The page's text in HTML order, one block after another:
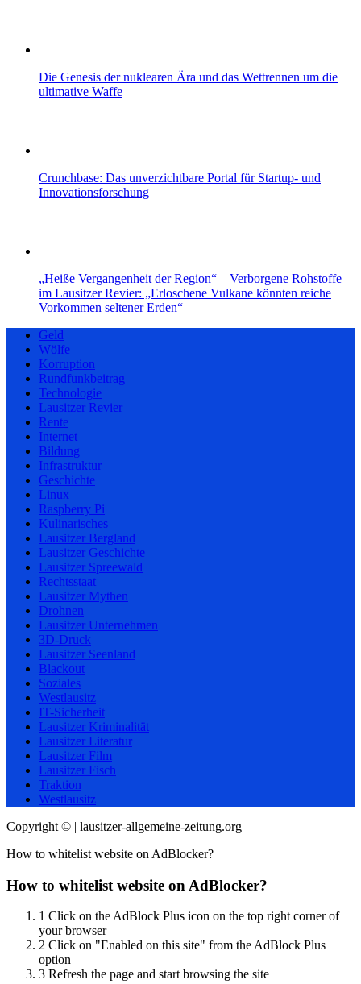
Die Genesis der nuklearen Ära und das Wettrennen um die
ultimative Waffe
Crunchbase: Das unverzichtbare Portal für Startup- und
Innovationsforschung
„Heiße Vergangenheit der Region“ – Verborgene Rohstoffe
im Lausitzer Revier: „Erloschene Vulkane könnten reiche
Vorkommen seltener Erden“
Geld
Wölfe
Korruption
Rundfunkbeitrag
Technologie
Lausitzer Revier
Rente
Internet
Bildung
Infrastruktur
Geschichte
Linux
Raspberry Pi
Kulinarisches
Lausitzer Bergland
Lausitzer Geschichte
Lausitzer Spreewald
Rechtsstaat
Lausitzer Mythen
Drohnen
Lausitzer Unternehmen
3D-Druck
Lausitzer Seenland
Blackout
Soziales
Westlausitz
IT-Sicherheit
Lausitzer Kriminalität
Lausitzer Literatur
Lausitzer Film
Lausitzer Fisch
Traktion
Westlausitz
Copyright © | lausitzer-allgemeine-zeitung.org
How to whitelist website on AdBlocker?
How to whitelist website on AdBlocker?
1 Click on the AdBlock Plus icon on the top right corner of
your browser
2 Click on "Enabled on this site" from the AdBlock Plus
option
3 Refresh the page and start browsing the site